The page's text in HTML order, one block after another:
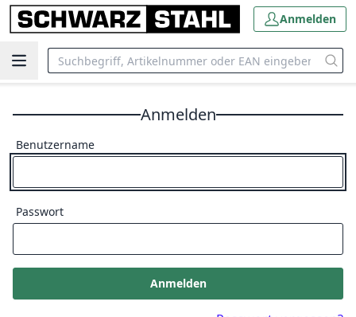
Anmelden
Anmelden
Benutzername
Passwort
Anmelden